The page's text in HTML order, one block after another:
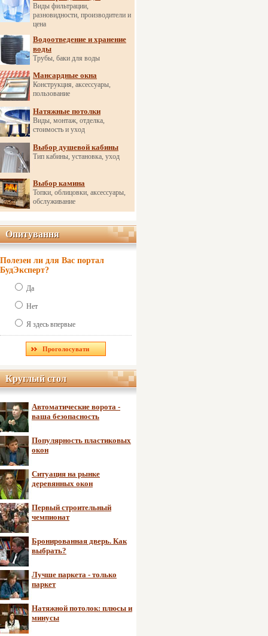
Виды фильтрации,
разновидности, производители и
цена
Водоотведение и хранение
воды
Трубы, баки для воды
Мансардные окна
Конструкция, аксессуары,
пользование
Натяжные потолки
Виды, монтаж, отделка,
стоимость и уход
Выбор душевой кабины
Тип кабины, установка, уход
Выбор камина
Топки, облицовки, аксессуары,
обслуживание
Опитування
Опитування
Полезен ли для Вас портал
БудЭксперт?
Да
Нет
Я здесь впервые
Круглый стол
Круглый стол
Автоматические ворота -
ваша безопасность
Популярность пластиковых
окон
Ситуация на рынке
деревянных окон
Первый строительный
чемпионат
Бронированная дверь. Как
выбрать?
Лучше паркета - только
паркет
Натяжной потолок: плюсы и
минусы